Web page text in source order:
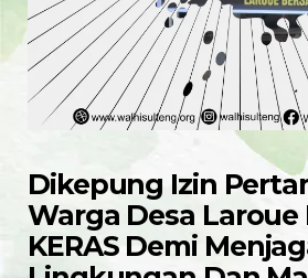
Dikepung Izin
Warga Desa Laroue
KERAS Demi